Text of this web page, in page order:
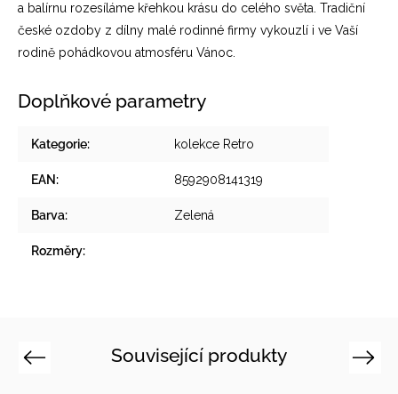
a balírnu rozesíláme křehkou krásu do celého světa. Tradiční
české ozdoby z dílny malé rodinné firmy vykouzlí i ve Vaší
rodině pohádkovou atmosféru Vánoc.
Doplňkové parametry
Kategorie: kolekce Retro
EAN : 8592908141319
Barva: Zelená
Rozměry:
Související produkty
Previous Next